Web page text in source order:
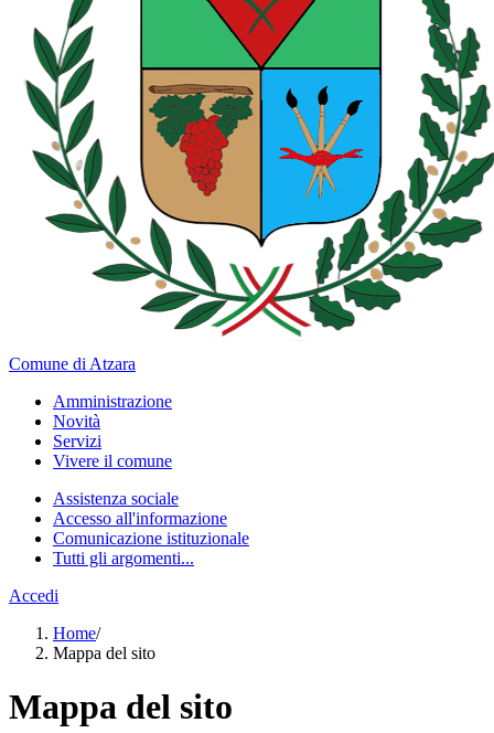
Comune di Atzara
Amministrazione
Novità
Servizi
Vivere il comune
Assistenza sociale
Accesso all'informazione
Comunicazione istituzionale
Tutti gli argomenti...
Accedi
Home/
Mappa del sito
Mappa del sito